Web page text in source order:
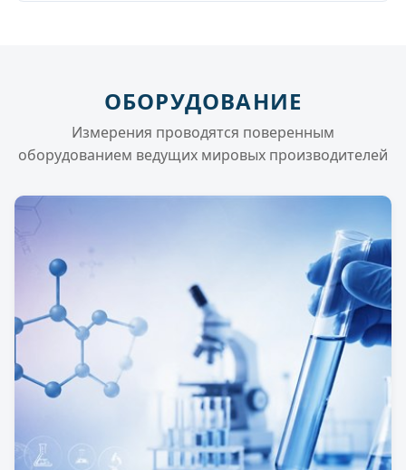
ОБОРУДОВАНИЕ
Измерения проводятся поверенным
оборудованием ведущих мировых производителей